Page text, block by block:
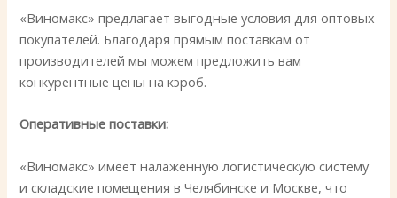
«Виномакс» предлагает выгодные условия для оптовых
покупателей. Благодаря прямым поставкам от
производителей мы можем предложить вам
конкурентные цены на кэроб.
Оперативные поставки:
«Виномакс» имеет налаженную логистическую систему
и складские помещения в Челябинске и Москве, что